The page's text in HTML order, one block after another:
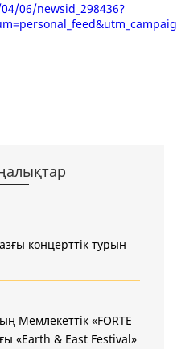
концерттік турын
Мемлекеттік «FORTE
«Earth & East Festival»
06/newsid_298436?